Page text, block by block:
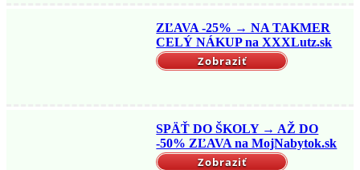
ZĽAVA -25% → NA TAKMER
CELÝ NÁKUP na XXXLutz.sk
Zobraziť
SPÄŤ DO ŠKOLY → AŽ DO
-50% ZĽAVA na MojNabytok.sk
Zobraziť